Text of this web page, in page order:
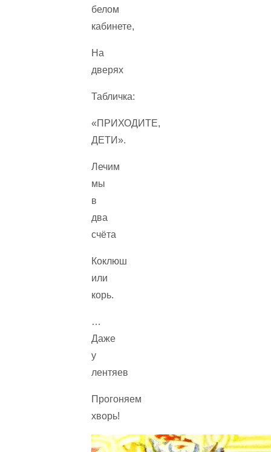
белом
кабинете,
На
дверях
Табличка:
«ПРИХОДИТЕ,
ДЕТИ».
Лечим
мы
в
два
счёта
Коклюш
или
корь.
…
Даже
у
лентяев
Прогоняем
хворь!